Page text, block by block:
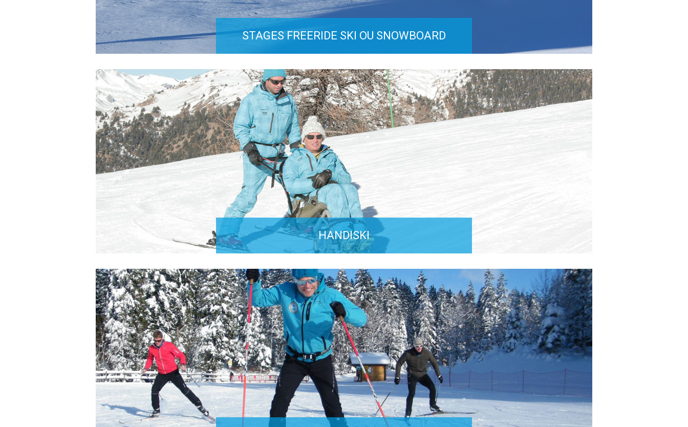
STAGES FREERIDE SKI OU SNOWBOARD
Apprendre à glisser sur tous types de neige, en ski ou en snowboard,
avec une approché sécurisée du ski hors-piste.
PLUS D'INFOS
HANDISKI
La spécialité handiski/handisport permet l'enseignement ou
l'accompagnement des personnes à mobilité réduite grâce à du matériel
spécifique.
PLUS D'INFOS